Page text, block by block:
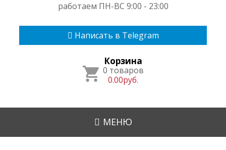
работаем ПН-ВС 9:00 - 23:00
Написать в Telegram
Корзина
0 товаров
0.00руб.
МЕНЮ